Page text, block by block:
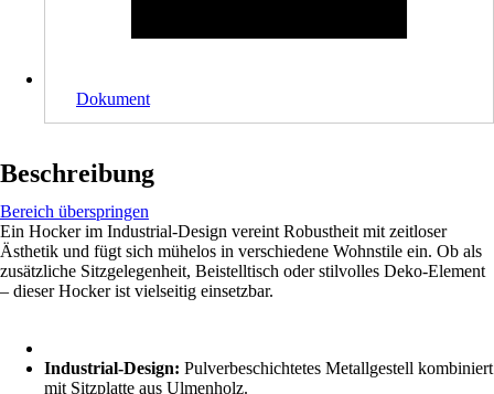
Dokument
Beschreibung
Bereich überspringen
Ein Hocker im Industrial-Design vereint Robustheit mit zeitloser
Ästhetik und fügt sich mühelos in verschiedene Wohnstile ein. Ob als
zusätzliche Sitzgelegenheit, Beistelltisch oder stilvolles Deko-Element
– dieser Hocker ist vielseitig einsetzbar.
Industrial-Design: Pulverbeschichtetes Metallgestell kombiniert
mit Sitzplatte aus Ulmenholz.